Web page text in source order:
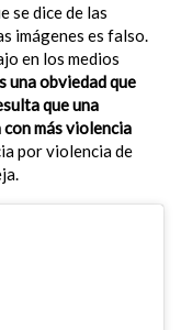
se dice de las
imágenes es falso.
en los medios
una obviedad que
que una
más violencia
por violencia de